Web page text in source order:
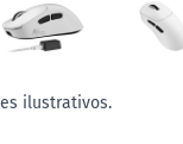
ilustrativos.